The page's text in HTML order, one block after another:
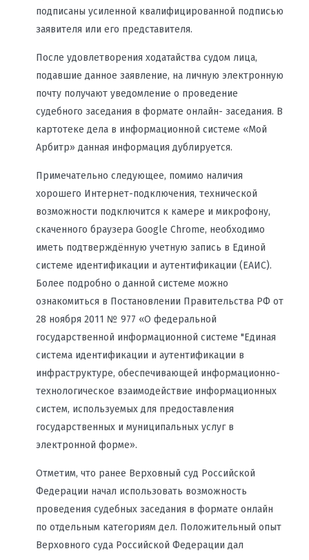
подписаны усиленной квалифицированной подписью
заявителя или его представителя.
После удовлетворения ходатайства судом лица,
подавшие данное заявление, на личную электронную
почту получают уведомление о проведение
судебного заседания в формате онлайн- заседания. В
картотеке дела в информационной системе «Мой
Арбитр» данная информация дублируется.
Примечательно следующее, помимо наличия
хорошего Интернет-подключения, технической
возможности подключится к камере и микрофону,
скаченного браузера Google Chrome, необходимо
иметь подтверждённую учетную запись в Единой
системе идентификации и аутентификации (ЕАИС).
Более подробно о данной системе можно
ознакомиться в Постановлении Правительства РФ от
28 ноября 2011 № 977 «О федеральной
государственной информационной системе "Единая
система идентификации и аутентификации в
инфраструктуре, обеспечивающей информационно-
технологическое взаимодействие информационных
систем, используемых для предоставления
государственных и муниципальных услуг в
электронной форме».
Отметим, что ранее Верховный суд Российской
Федерации начал использовать возможность
проведения судебных заседания в формате онлайн
по отдельным категориям дел. Положительный опыт
Верховного суда Российской Федерации дал